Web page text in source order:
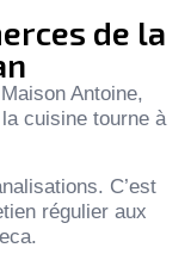
de la
Antoine,
cuisine tourne à
C’est
régulier aux